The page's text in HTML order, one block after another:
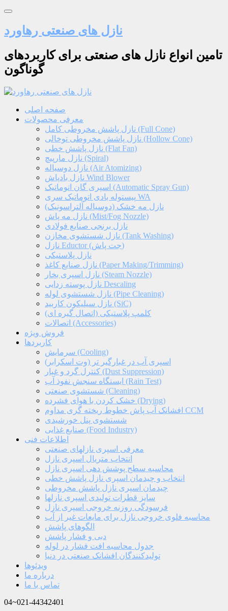
نازل های صنعتی رهاورد
تامین انواع نازل های صنعتی برای کاربردهای
گوناگون
صفحه اصلی
معرفی محصولات
نازل پاشش مخروطی کامل (Full Cone)
نازل پاشش مخروطی توخالی (Hollow Cone)
نازل پاشش خطی (Flat Fan)
نازل مارپیچ (Spiral)
نازل دوسیاله (Air Atomizing)
نازل بادپاش Wind Blower
اسپری گان اتوماتیک (Automatic Spray Gun)
پیستوله بادی اتوماتیک سری WA
نازل مه خشک (دوسیاله آلتراسونیک)
نازل مه پاش (Mist/Fog Nozzle)
نازل برنجی صنایع فولادی
نازل شستشوی مخازن (Tank Washing)
نازل Eductor (جت پاش)
نازل پلاستیکی
نازل صنایع کاغذ (Paper Making/Trimming)
نازل اسپری بخار (Steam Nozzle)
نازل پوسته زدایی Descaling
نازل شستشوی لوله (Pipe Cleaning)
نازل سیلیکون کاربید (SiC)
کلمپ پلاستیکی (اتصال گیره ای)
اتصالات (Accessories)
فروش ویژه
کاربردها
سرمایش (Cooling)
اسپری آب در غبارگیر تر (وت اسکرابر)
کنترل گرد و غبار (Dust Suppression)
ایستگاه سنجش نفوذ آب (Rain Test)
شستشوی صنعتی (Cleaning)
خشک کردن با هوای فشرده (Drying)
افشانک آب پاش خطوط ریخته گری مداوم CCM
شستشوی پنل خورشیدی
صنایع غذایی (Food Industry)
اطلاعات فنی
معرفی اسپری نازلهای صنعتی
انتخاب متریال اسپری نازل
محاسبه سطح پوشش دهی اسپری نازل
انتخاب و چیدمان اسپری نازل پاشش خطی
چیدمان اسپری نازل پاشش مخروطی
سایز قطرات تولیدی اسپری نازلها
فرسودگی روزنه خروجی اسپری نازل
محاسبه فلوی خروجی نازل برای مایعات غیر از آب
الگوهای پاشش
دبی و فشار پاشش
جدول محاسبه افت فشار در لوله
تولیدکنندگان افشانک صنعتی در دنیا
ویدئوها
درباره ما
تماس با ما
04~021-44342401